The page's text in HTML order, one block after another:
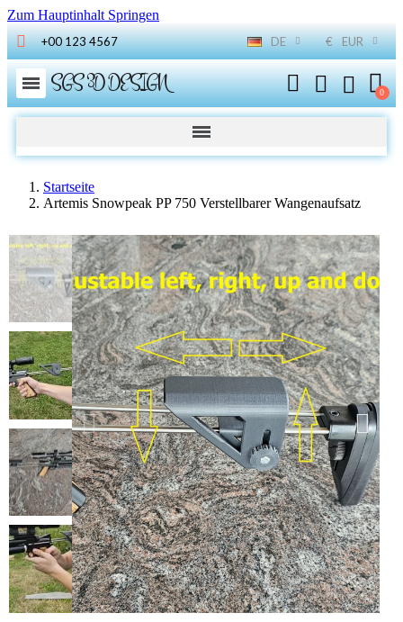
Zum Hauptinhalt Springen
+00 123 4567 DE € EUR
SGS 3D DESIGN
Startseite
Artemis Snowpeak PP 750 Verstellbarer Wangenaufsatz